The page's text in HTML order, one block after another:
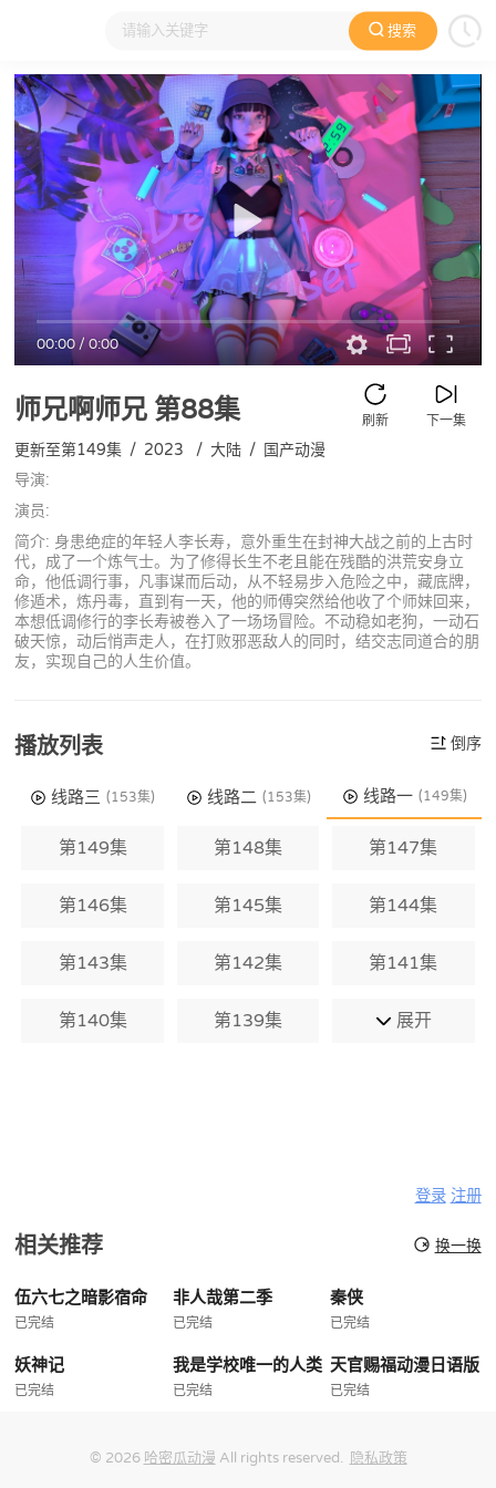
搜索
大家在看 日本动漫 国产动漫 欧美动漫 动漫电影
00:00/0:00
师兄啊师兄 第88集 下一集
刷新
更新至第149集 / 2023 / 大陆 / 国产动漫
导演:
演员:
简介: 身患绝症的年轻人李长寿，意外重生在封神大战之前的上古时
代，成了一个炼气士。为了修得长生不老且能在残酷的洪荒安身立
命，他低调行事，凡事谋而后动，从不轻易步入危险之中，藏底牌，
修遁术，炼丹毒，直到有一天，他的师傅突然给他收了个师妹回来，
本想低调修行的李长寿被卷入了一场场冒险。不动稳如老狗，一动石
破天惊，动后悄声走人，在打败邪恶敌人的同时，结交志同道合的朋
友，实现自己的人生价值。
播放列表 倒序
线路三 (153集) 线路二 (153集) 线路一 (149集)
第149集 第148集 第147集
第146集 第145集 第144集
第143集 第142集 第141集
第140集 第139集 展开
登录 注册
相关推荐 换一换
伍六七之暗影宿命
已完结
非人哉第二季
已完结
秦侠
已完结
妖神记
已完结
我是学校唯一的人类
已完结
天官赐福动漫日语版
已完结
© 2026 哈密瓜动漫 All rights reserved. 隐私政策